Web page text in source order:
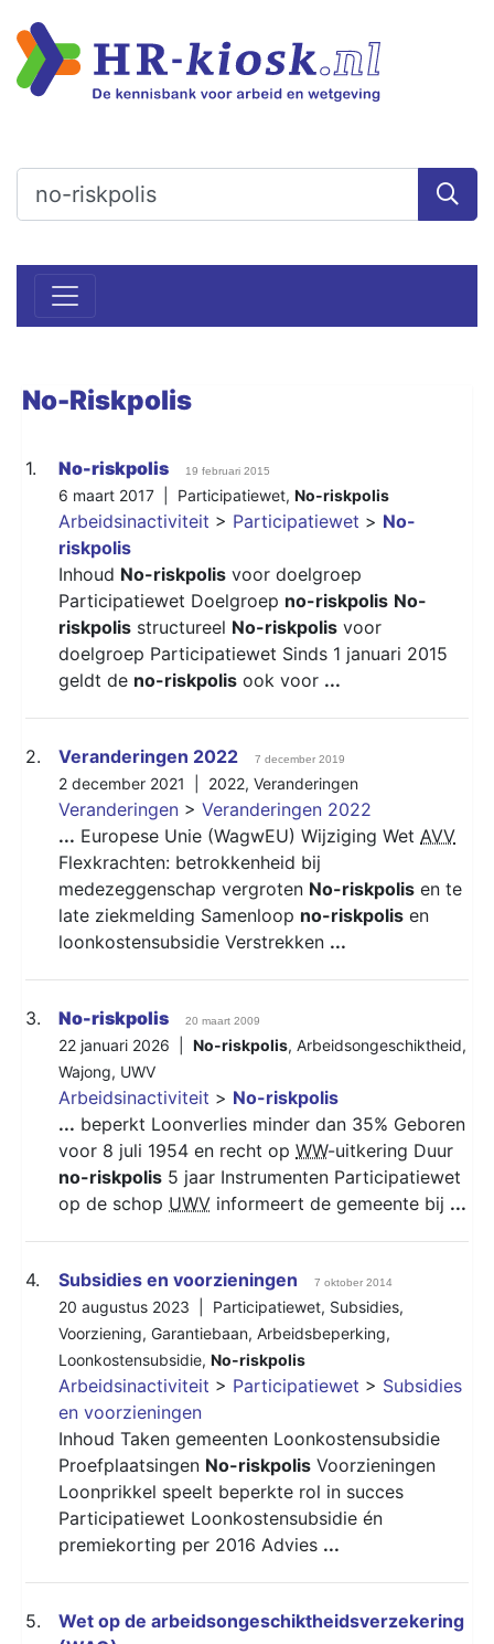
No-Riskpolis
1. No-riskpolis 19 februari 2015
6 maart 2017 | Participatiewet, No-riskpolis
Arbeidsinactiviteit > Participatiewet > No-
riskpolis
Inhoud No-riskpolis voor doelgroep
Participatiewet Doelgroep no-riskpolis No-
riskpolis structureel No-riskpolis voor
doelgroep Participatiewet Sinds 1 januari 2015
geldt de no-riskpolis ook voor ...
2. Veranderingen 2022 7 december 2019
2 december 2021 | 2022, Veranderingen
Veranderingen > Veranderingen 2022
... Europese Unie (WagwEU) Wijziging Wet AVV
Flexkrachten: betrokkenheid bij
medezeggenschap vergroten No-riskpolis en te
late ziekmelding Samenloop no-riskpolis en
loonkostensubsidie Verstrekken ...
3. No-riskpolis 20 maart 2009
22 januari 2026 | No-riskpolis, Arbeidsongeschiktheid,
Wajong, UWV
Arbeidsinactiviteit > No-riskpolis
... beperkt Loonverlies minder dan 35% Geboren
voor 8 juli 1954 en recht op WW-uitkering Duur
no-riskpolis 5 jaar Instrumenten Participatiewet
op de schop UWV informeert de gemeente bij ...
4. Subsidies en voorzieningen 7 oktober 2014
20 augustus 2023 | Participatiewet, Subsidies,
Voorziening, Garantiebaan, Arbeidsbeperking,
Loonkostensubsidie, No-riskpolis
Arbeidsinactiviteit > Participatiewet > Subsidies
en voorzieningen
Inhoud Taken gemeenten Loonkostensubsidie
Proefplaatsingen No-riskpolis Voorzieningen
Loonprikkel speelt beperkte rol in succes
Participatiewet Loonkostensubsidie én
premiekorting per 2016 Advies ...
5.
Wet op de arbeidsongeschiktheidsverzekering